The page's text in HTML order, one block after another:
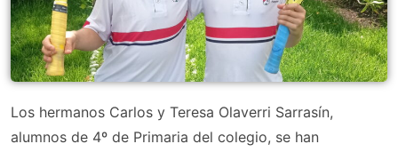
Los hermanos Carlos y Teresa Olaverri Sarrasín,
alumnos de 4º de Primaria del colegio, se han